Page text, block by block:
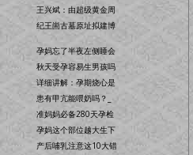
王兴斌：由超级黄金周
纪王崮古墓原址拟建博
孕妈忘了半夜左侧睡会
秋天受孕容易生男孩吗
详细讲解：孕期烧心是
患有甲亢能喂奶吗？_
准妈妈必备280天孕检
孕妈这个部位越大生下
产后哺乳注意这10大错